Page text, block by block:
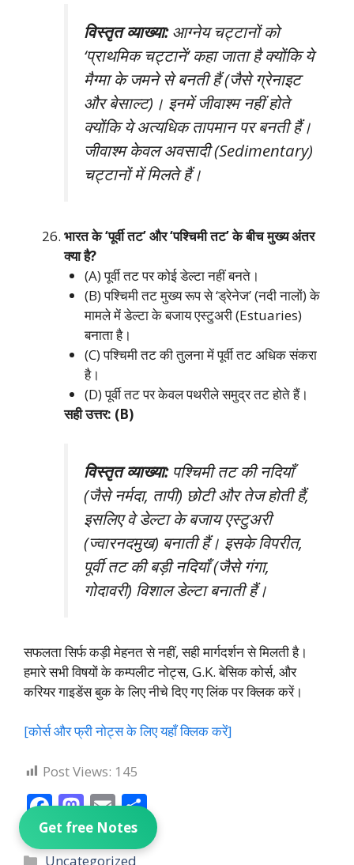
Get free Notes
विस्तृत व्याख्या:आग्नेय चट्टानों को
‘प्राथमिक चट्टानें’ कहा जाता है क्योंकि ये
मैग्मा के जमने से बनती हैं (जैसे ग्रेनाइट
और बेसाल्ट)। इनमें जीवाश्म नहीं होते
क्योंकि ये अत्यधिक तापमान पर बनती हैं।
जीवाश्म केवल अवसादी (Sedimentary)
चट्टानों में मिलते हैं।
भारत के ‘पूर्वी तट’ और ‘पश्चिमी तट’ के बीच मुख्य अंतर
क्या है?
(A) पूर्वी तट पर कोई डेल्टा नहीं बनते।
(B) पश्चिमी तट मुख्य रूप से ‘ड्रेनेज’ (नदी नालों) के
मामले में डेल्टा के बजाय एस्टुअरी (Estuaries)
बनाता है।
(C) पश्चिमी तट की तुलना में पूर्वी तट अधिक संकरा
है।
(D) पूर्वी तट पर केवल पथरीले समुद्र तट होते हैं।
सही उत्तर: (B)
विस्तृत व्याख्या:पश्चिमी तट की नदियाँ
(जैसे नर्मदा, तापी) छोटी और तेज होती हैं,
इसलिए वे डेल्टा के बजाय एस्टुअरी
(ज्वारनदमुख) बनाती हैं। इसके विपरीत,
पूर्वी तट की बड़ी नदियाँ (जैसे गंगा,
गोदावरी) विशाल डेल्टा बनाती हैं।
सफलता सिर्फ कड़ी मेहनत से नहीं, सही मार्गदर्शन से मिलती है।
हमारे सभी विषयों के कम्पलीट नोट्स, G.K. बेसिक कोर्स, और
करियर गाइडेंस बुक के लिए नीचे दिए गए लिंक पर क्लिक करें।
[कोर्स और फ्री नोट्स के लिए यहाँ क्लिक करें]
Post Views: 145
F
ac
e
M
as
to
E
m
ai
S
h
ar
Categories
Uncategorized